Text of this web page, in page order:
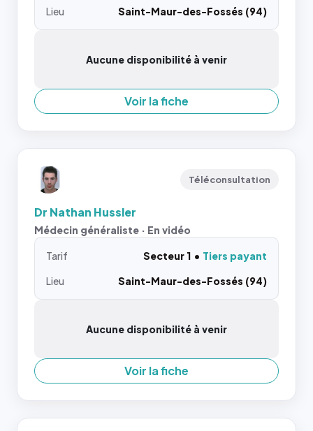
Lieu
Saint-Maur-des-Fossés (94)
Aucune disponibilité à venir
Voir la fiche
Téléconsultation
Dr Nathan Hussler
Médecin généraliste · En vidéo
Tarif Secteur 1
Tiers payant
Lieu
Saint-Maur-des-Fossés (94)
Aucune disponibilité à venir
Voir la fiche